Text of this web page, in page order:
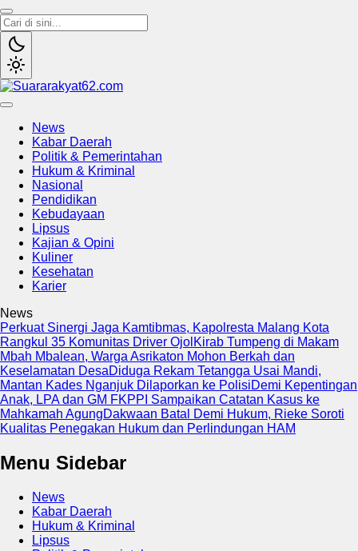
News
Kabar Daerah
Politik & Pemerintahan
Hukum & Kriminal
Nasional
Pendidikan
Kebudayaan
Lipsus
Kajian & Opini
Kuliner
Kesehatan
Karier
News
Perkuat Sinergi Jaga Kamtibmas, Kapolresta Malang Kota
Rangkul 35 Komunitas Driver Ojol Kirab Tumpeng di Makam
Mbah Mbalean, Warga Asrikaton Mohon Berkah dan
Keselamatan DesaDiduga Rekam Tetangga Usai Mandi,
Mantan Kades Nganjuk Dilaporkan ke PolisiDemi Kepentingan
Anak, LPA dan GM FKPPI Sampaikan Catatan Kasus ke
Mahkamah AgungDakwaan Batal Demi Hukum, Rieke Soroti
Kualitas Penegakan Hukum dan Perlindungan HAM
Menu Sidebar
News
Kabar Daerah
Hukum & Kriminal
Lipsus